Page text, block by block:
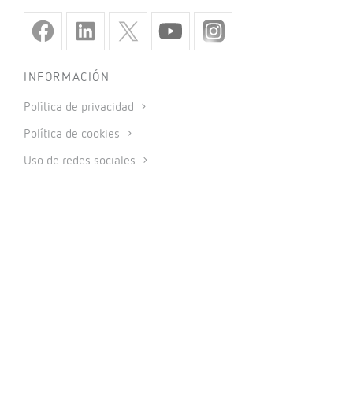
INFORMACIÓN
Política de privacidad
Política de cookies
Uso de redes sociales